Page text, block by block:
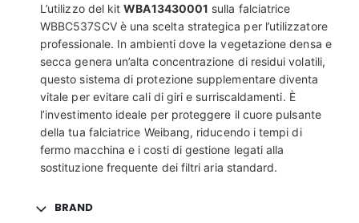
L’utilizzo del kitWBA13430001 sulla falciatrice
WBBC537SCV è una scelta strategica per l’utilizzatore
professionale. In ambienti dove la vegetazione densa e
secca genera un’alta concentrazione di residui volatili,
questo sistema di protezione supplementare diventa
vitale per evitare cali di giri e surriscaldamenti. È
l’investimento ideale per proteggere il cuore pulsante
della tua falciatrice Weibang, riducendo i tempi di
fermo macchina e i costi di gestione legati alla
sostituzione frequente dei filtri aria standard.
BRAND